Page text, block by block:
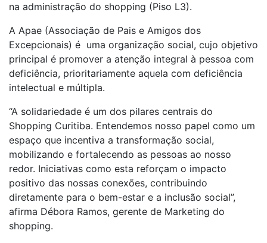
na administração do shopping (Piso L3).
A Apae (Associação de Pais e Amigos dos
Excepcionais) é uma organização social, cujo objetivo
principal é promover a atenção integral à pessoa com
deficiência, prioritariamente aquela com deficiência
intelectual e múltipla.
“A solidariedade é um dos pilares centrais do
Shopping Curitiba. Entendemos nosso papel como um
espaço que incentiva a transformação social,
mobilizando e fortalecendo as pessoas ao nosso
redor. Iniciativas como esta reforçam o impacto
positivo das nossas conexões, contribuindo
diretamente para o bem-estar e a inclusão social”,
afirma Débora Ramos, gerente de Marketing do
shopping.